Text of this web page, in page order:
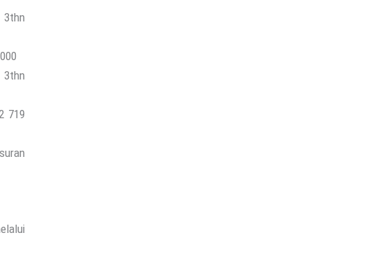
3thn
3thn
719